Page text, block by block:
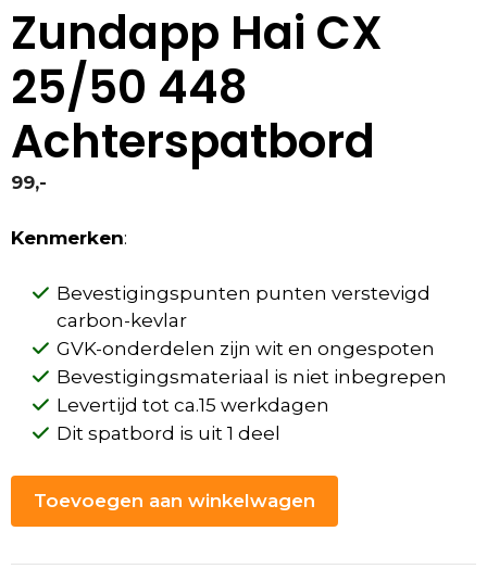
Zundapp Hai CX
25/50 448
Achterspatbord
99,-
Kenmerken:
Bevestigingspunten punten verstevigd
carbon-kevlar
GVK-onderdelen zijn wit en ongespoten
Bevestigingsmateriaal is niet inbegrepen
Levertijd tot ca.15 werkdagen
Dit spatbord is uit 1 deel
Toevoegen aan winkelwagen